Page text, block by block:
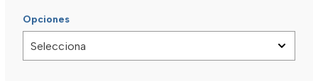
Opciones